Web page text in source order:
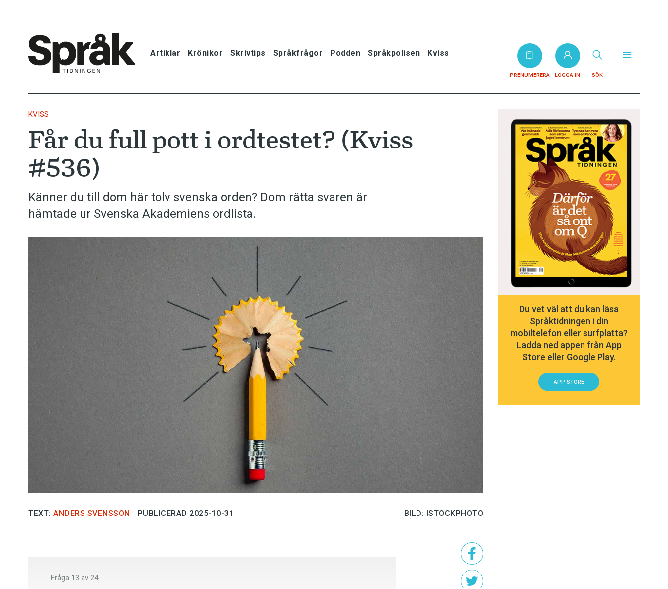
Artiklar Krönikor Skrivtips Språkfrågor Podden Språkpolisen Kviss
PRENUMERERA LOGGA IN SÖK
Krönikor
Skrivtips
Bokrecensioner
Kviss
Podden
Anmäl till språkpolisen
Föreslå nyord
Annonsera
Prenumerera
Läs Språktidningen digitalt
Press
KVISS
Får du full pott i ordtestet? (Kviss
#536)
Känner du till dom här tolv svenska orden? Dom rätta svaren är
hämtade ur Svenska Akademiens ordlista.
TEXT: ANDERS SVENSSON PUBLICERAD 2025-10-31 BILD: ISTOCKPHOTO
Fråga 13 av 24
Du vet väl att du kan läsa
Språktidningen i din
mobiltelefon eller surfplatta?
Ladda ned appen från App
Store eller Google Play.
APP STORE